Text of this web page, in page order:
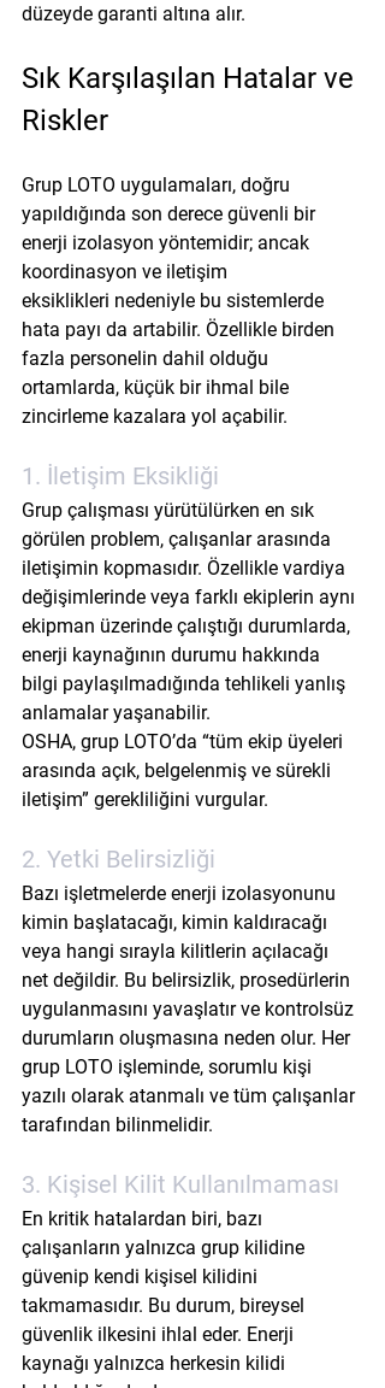
düzeyde garanti altına alır.
Sık Karşılaşılan Hatalar ve
Riskler
Grup LOTO uygulamaları, doğru
yapıldığında son derece güvenli bir
enerji izolasyon yöntemidir; ancak
koordinasyon ve iletişim
eksiklikleri nedeniyle bu sistemlerde
hata payı da artabilir. Özellikle birden
fazla personelin dahil olduğu
ortamlarda, küçük bir ihmal bile
zincirleme kazalara yol açabilir.
1. İletişim Eksikliği
Grup çalışması yürütülürken en sık
görülen problem, çalışanlar arasında
iletişimin kopmasıdır. Özellikle vardiya
değişimlerinde veya farklı ekiplerin aynı
ekipman üzerinde çalıştığı durumlarda,
enerji kaynağının durumu hakkında
bilgi paylaşılmadığında tehlikeli yanlış
anlamalar yaşanabilir.
OSHA, grup LOTO’da “tüm ekip üyeleri
arasında açık, belgelenmiş ve sürekli
iletişim” gerekliliğini vurgular.
2. Yetki Belirsizliği
Bazı işletmelerde enerji izolasyonunu
kimin başlatacağı, kimin kaldıracağı
veya hangi sırayla kilitlerin açılacağı
net değildir. Bu belirsizlik, prosedürlerin
uygulanmasını yavaşlatır ve kontrolsüz
durumların oluşmasına neden olur. Her
grup LOTO işleminde, sorumlu kişi
yazılı olarak atanmalı ve tüm çalışanlar
tarafından bilinmelidir.
3. Kişisel Kilit Kullanılmaması
En kritik hatalardan biri, bazı
çalışanların yalnızca grup kilidine
güvenip kendi kişisel kilidini
takmamasıdır. Bu durum, bireysel
güvenlik ilkesini ihlal eder. Enerji
kaynağı yalnızca herkesin kilidi